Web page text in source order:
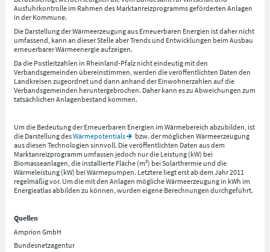
Ausfuhrkontrolle im Rahmen des Marktanreizprogramms geförderten Anlagen
in der Kommune.
Die Darstellung der Wärmeerzeugung aus Erneuerbaren Energien ist daher nicht
umfassend, kann an dieser Stelle aber Trends und Entwicklungen beim Ausbau
erneuerbarer Wärmeenergie aufzeigen.
Da die Postleitzahlen in Rheinland-Pfalz nicht eindeutig mit den
Verbandsgemeinden übereinstimmen, werden die veröffentlichten Daten den
Landkreisen zugeordnet und dann anhand der Einwohnerzahlen auf die
Verbandsgemeinden heruntergebrochen. Daher kann es zu Abweichungen zum
tatsächlichen Anlagenbestand kommen.
Um die Bedeutung der Erneuerbaren Energien im Wärmebereich abzubilden, ist
die Darstellung desWärmepotentials
bzw. der möglichen Wärmeerzeugung
aus diesen Technologien sinnvoll. Die veröffentlichten Daten aus dem
Marktanreizprogramm umfassen jedoch nur die Leistung (kW) bei
Biomasseanlagen, die installierte Fläche (m²) bei Solarthermie und die
Wärmeleistung (kW) bei Wärmepumpen. Letztere liegt erst ab dem Jahr 2011
regelmäßig vor. Um die mit den Anlagen mögliche Wärmeerzeugung in kWh im
Energieatlas abbilden zu können, wurden eigene Berechnungen durchgeführt.
Quellen
Amprion GmbH
Bundesnetzagentur